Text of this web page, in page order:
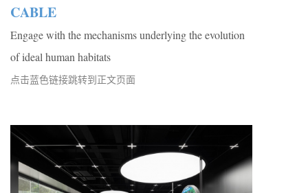
CABLE
Engage with the mechanisms underlying the evolution
of ideal human habitats
点击蓝色链接跳转到正文页面